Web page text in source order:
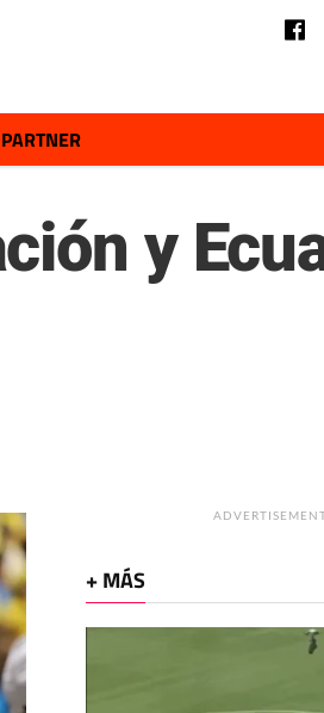
PARTNER
y
+ MÁS